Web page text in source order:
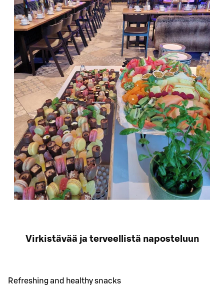
Virkistävää ja terveellistä naposteluun
Refreshing and healthy snacks